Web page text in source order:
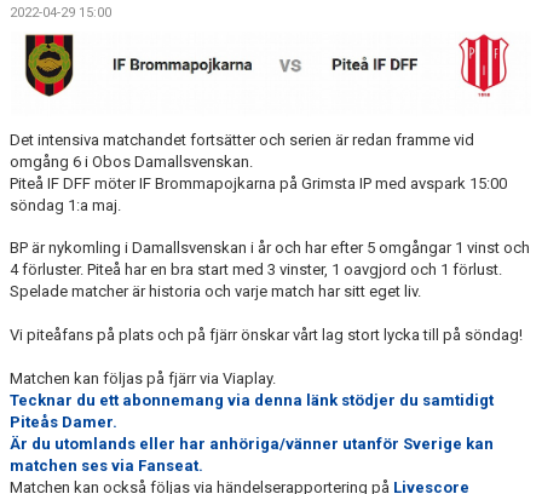
KALENDER
MATCHER
2022-04-29 15:00
Det intensiva matchandet fortsätter och serien är redan framme vid
omgång 6 i Obos Damallsvenskan.
Piteå IF DFF möter IF Brommapojkarna på Grimsta IP med avspark 15:00
söndag 1:a maj.
BP är nykomling i Damallsvenskan i år och har efter 5 omgångar 1 vinst och
4 förluster. Piteå har en bra start med 3 vinster, 1 oavgjord och 1 förlust.
Spelade matcher är historia och varje match har sitt eget liv.
Vi piteåfans på plats och på fjärr önskar vårt lag stort lycka till på söndag!
Matchen kan följas på fjärr via Viaplay.
Tecknar du ett abonnemang via denna länk stödjer du samtidigt
Piteås Damer.
Är du utomlands eller har anhöriga/vänner utanför Sverige kan
matchen ses via Fanseat.
Matchen kan också följas via händelserapportering på Livescore